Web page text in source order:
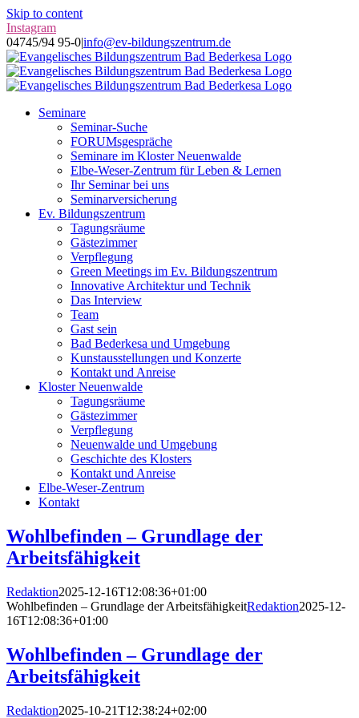
Skip to content
Instagram
04745/94 95-0|info@ev-bildungszentrum.de
Seminare
Seminar-Suche
FORUMsgespräche
Seminare im Kloster Neuenwalde
Elbe-Weser-Zentrum für Leben & Lernen
Ihr Seminar bei uns
Seminarversicherung
Ev. Bildungszentrum
Tagungsräume
Gästezimmer
Verpflegung
Green Meetings im Ev. Bildungszentrum
Innovative Architektur und Technik
Das Interview
Team
Gast sein
Bad Bederkesa und Umgebung
Kunstausstellungen und Konzerte
Kontakt und Anreise
Kloster Neuenwalde
Tagungsräume
Gästezimmer
Verpflegung
Neuenwalde und Umgebung
Geschichte des Klosters
Kontakt und Anreise
Elbe-Weser-Zentrum
Kontakt
Wohlbefinden – Grundlage der
Arbeitsfähigkeit
Redaktion2025-12-16T12:08:36+01:00
Wohlbefinden – Grundlage der ArbeitsfähigkeitRedaktion2025-12-
16T12:08:36+01:00
Wohlbefinden – Grundlage der
Arbeitsfähigkeit
Redaktion2025-10-21T12:38:24+02:00